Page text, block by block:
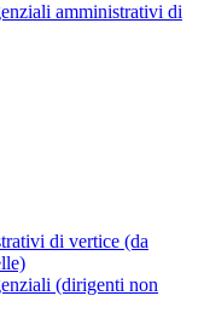
amministrativi di
di vertice (da
(dirigenti non